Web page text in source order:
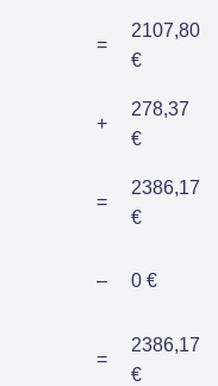
=
2107,80
€
+
278,37
€
=
2386,17
€
– 0 €
=
2386,17
€